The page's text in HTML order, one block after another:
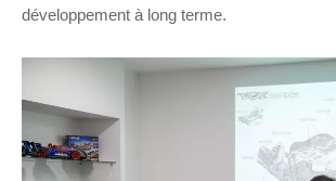
développement à long terme.